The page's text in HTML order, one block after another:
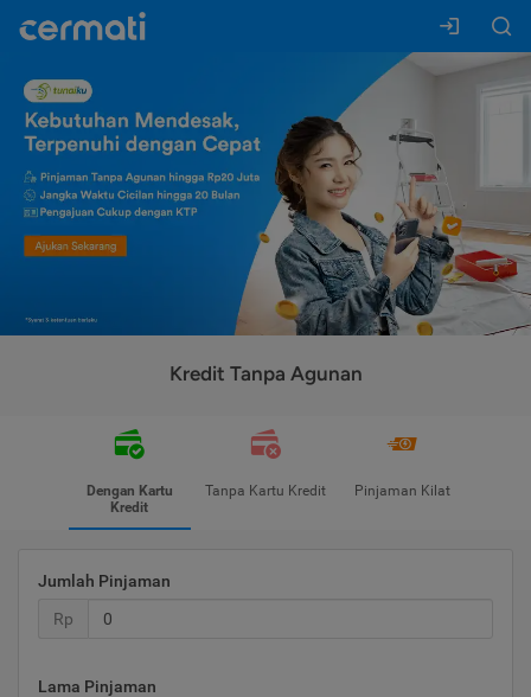
Kredit Tanpa Agunan
Dengan Kartu
Kredit
Tanpa Kartu Kredit Pinjaman Kilat
Jumlah Pinjaman
Rp
Lama Pinjaman